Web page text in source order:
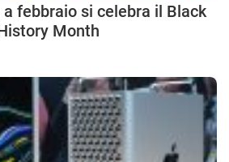
a febbraio si celebra il Black
Month